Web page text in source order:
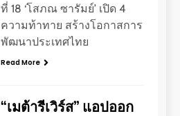
ที่ 18 ‘โสภณ ซารัมย์’ เปิด 4
ความท้าทาย สร้างโอกาสการ
พัฒนาประเทศไทย
Read More
“เมต้ารีเวิร์ส” แอปออก